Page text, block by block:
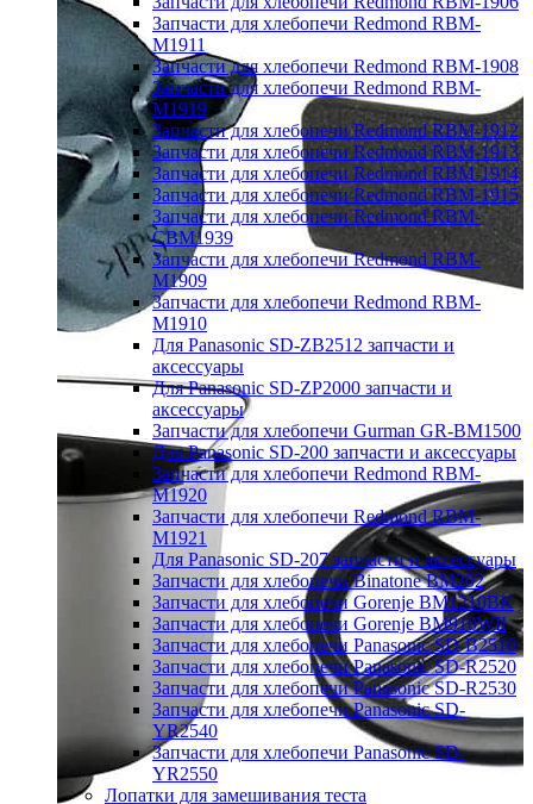
Запчасти для хлебопечи Redmond RBM-
M1911
Запчасти для хлебопечи Redmond RBM-1908
Запчасти для хлебопечи Redmond RBM-
M1919
Запчасти для хлебопечи Redmond RBM-1912
Запчасти для хлебопечи Redmond RBM-1913
Запчасти для хлебопечи Redmond RBM-1914
Запчасти для хлебопечи Redmond RBM-1915
Запчасти для хлебопечи Redmond RBM-
CBM1939
Запчасти для хлебопечи Redmond RBM-
M1909
Запчасти для хлебопечи Redmond RBM-
M1910
Для Panasonic SD-ZB2512 запчасти и
аксессуары
Для Panasonic SD-ZP2000 запчасти и
аксессуары
Запчасти для хлебопечи Gurman GR-BM1500
Для Panasonic SD-200 запчасти и аксессуары
Запчасти для хлебопечи Redmond RBM-
M1920
Запчасти для хлебопечи Redmond RBM-
M1921
Для Panasonic SD-207 запчасти и аксессуары
Запчасти для хлебопечи Binatone BM202
Запчасти для хлебопечи Gorenje BM1210BK
Запчасти для хлебопечи Gorenje BM910WII
Запчасти для хлебопечи Panasonic SD-B2510
Запчасти для хлебопечи Panasonic SD-R2520
Запчасти для хлебопечи Panasonic SD-R2530
Запчасти для хлебопечи Panasonic SD-
YR2540
Запчасти для хлебопечи Panasonic SD-
YR2550
Лопатки для замешивания теста